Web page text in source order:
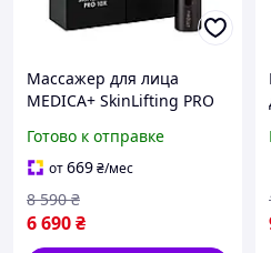
Массажер для лица
MEDICA+ SkinLifting PRO
функцией лифтинга
(Japan)
Готово к отправке
от669₴/мес
6 690₴
8 590 ₴